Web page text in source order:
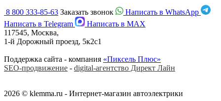
8 800 333-85-63 Заказать звонок
Написать в WhatsApp
Написать в Telegram
Написать в MAX
117545, Москва,
1-й Дорожный проезд, 5к2с1
Поддержка сайта - компания «Пиксель Плюс»
SEO-продвижение - digital-агентство Директ Лайн
2026 © klemma.ru - Интернет-магазин автоэлектрики